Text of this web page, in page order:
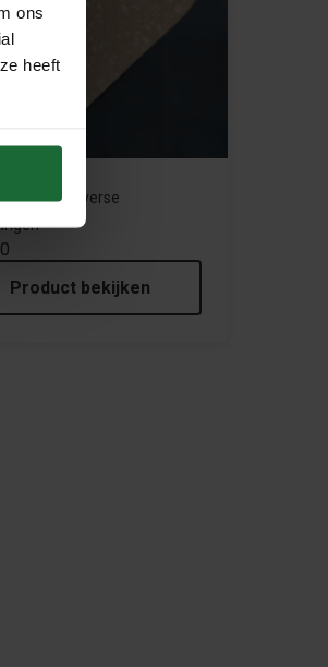
ons
heeft
in diverse
Product bekijken